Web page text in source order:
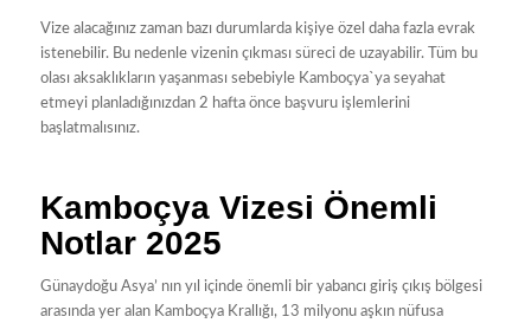
Vize alacağınız zaman bazı durumlarda kişiye özel daha fazla evrak
istenebilir. Bu nedenle vizenin çıkması süreci de uzayabilir. Tüm bu
olası aksaklıkların yaşanması sebebiyle Kamboçya`ya seyahat
etmeyi planladığınızdan 2 hafta önce başvuru işlemlerini
başlatmalısınız.
Kamboçya Vizesi Önemli
Notlar 2025
Günaydoğu Asya’ nın yıl içinde önemli bir yabancı giriş çıkış bölgesi
arasında yer alan Kamboçya Krallığı, 13 milyonu aşkın nüfusa